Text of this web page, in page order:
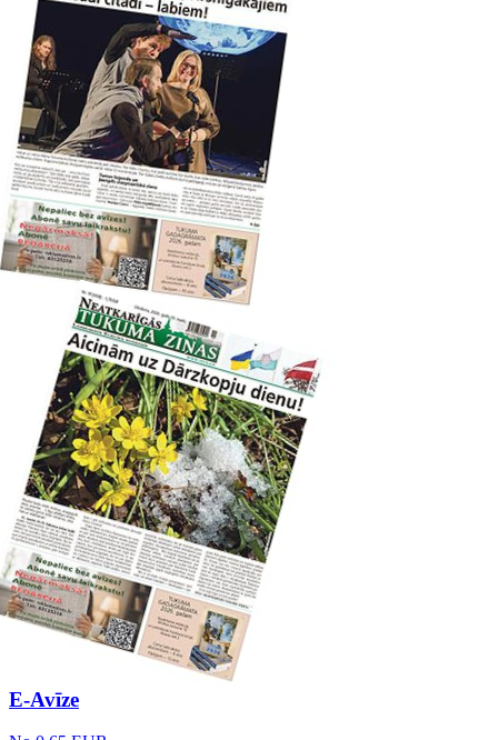
E-Avīze